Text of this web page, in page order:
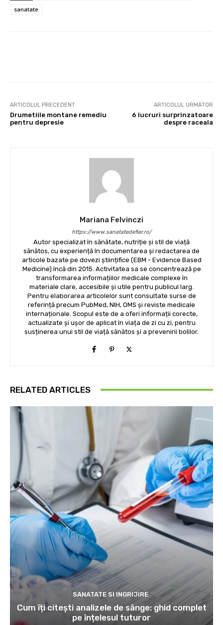
sanatate
ARTICOLUL PRECEDENT
Drumetiile montane remediu
pentru depresie
ARTICOLUL URMĂTOR
6 lucruri surprinzatoare
despre raceala
Mariana Felvinczi
https://www.sanatatedefier.ro/
Autor specializat în sănătate, nutriție și stil de viață
sănătos, cu experiență în documentarea și redactarea de
articole bazate pe dovezi științifice (EBM - Evidence Based
Medicine) încă din 2015. Activitatea sa se concentrează pe
transformarea informațiilor medicale complexe în
materiale clare, accesibile și utile pentru publicul larg.
Pentru elaborarea articolelor sunt consultate surse de
referință precum PubMed, NIH, OMS și reviste medicale
internaționale. Scopul este de a oferi informații corecte,
actualizate și ușor de aplicat în viața de zi cu zi, pentru
susținerea unui stil de viață sănătos și a prevenirii bolilor.
RELATED ARTICLES
SANATATE SI INGRIJIRE
Cum îți citești analizele de sânge: ghid complet
pe înțelesul tuturor